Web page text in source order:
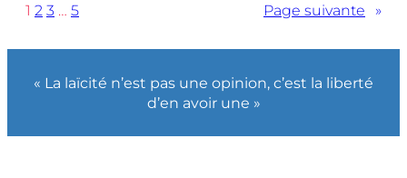
1 2 3 … 5 Page suivante »
« La laïcité n’est pas une opinion, c’est la liberté
d’en avoir une »